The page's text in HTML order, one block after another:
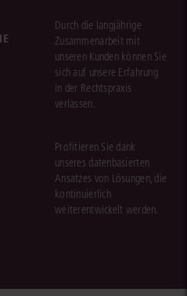
Durch die langjährige
Zusammenarbeit mit
unseren Kunden können Sie
sich auf unsere Erfahrung
in der Rechtspraxis
verlassen.
Profitieren Sie dank
unseres datenbasierten
Ansatzes von Lösungen, die
kontinuierlich
weiterentwickelt werden.